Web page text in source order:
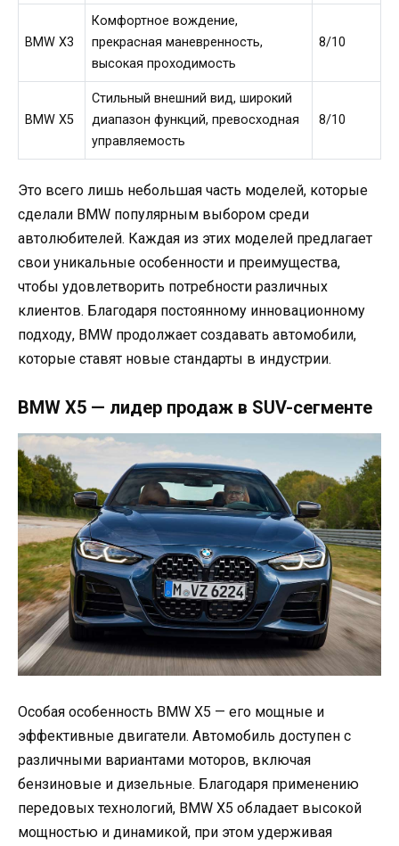
BMW X3
Комфортное вождение,
прекрасная маневренность,
высокая проходимость
8/10
BMW X5
Стильный внешний вид, широкий
диапазон функций, превосходная
управляемость
8/10
Это всего лишь небольшая часть моделей, которые
сделали BMW популярным выбором среди
автолюбителей. Каждая из этих моделей предлагает
свои уникальные особенности и преимущества,
чтобы удовлетворить потребности различных
клиентов. Благодаря постоянному инновационному
подходу, BMW продолжает создавать автомобили,
которые ставят новые стандарты в индустрии.
BMW X5 — лидер продаж в SUV-сегменте
Особая особенность BMW X5 — его мощные и
эффективные двигатели. Автомобиль доступен с
различными вариантами моторов, включая
бензиновые и дизельные. Благодаря применению
передовых технологий, BMW X5 обладает высокой
мощностью и динамикой, при этом удерживая